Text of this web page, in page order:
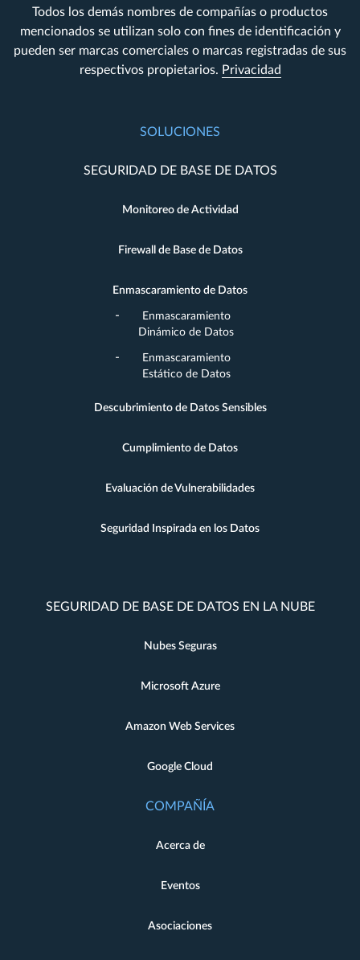
Todos los demás nombres de compañías o productos
mencionados se utilizan solo con fines de identificación y
pueden ser marcas comerciales o marcas registradas de sus
respectivos propietarios. Privacidad
SOLUCIONES
SEGURIDAD DE BASE DE DATOS
Monitoreo de Actividad
Firewall de Base de Datos
Enmascaramiento de Datos
Enmascaramiento
Dinámico de Datos
Enmascaramiento
Estático de Datos
Descubrimiento de Datos Sensibles
Cumplimiento de Datos
Evaluación de Vulnerabilidades
Seguridad Inspirada en los Datos
SEGURIDAD DE BASE DE DATOS EN LA NUBE
Nubes Seguras
Microsoft Azure
Amazon Web Services
Google Cloud
COMPAÑÍA
Acerca de
Eventos
Asociaciones